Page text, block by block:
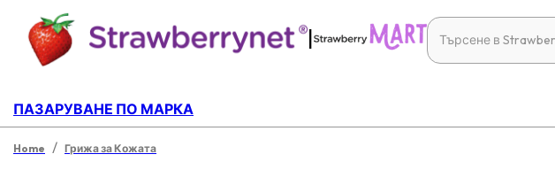
|
ПАЗАРУВАНЕ ПО МАРКА
Home / Грижа за Кожата